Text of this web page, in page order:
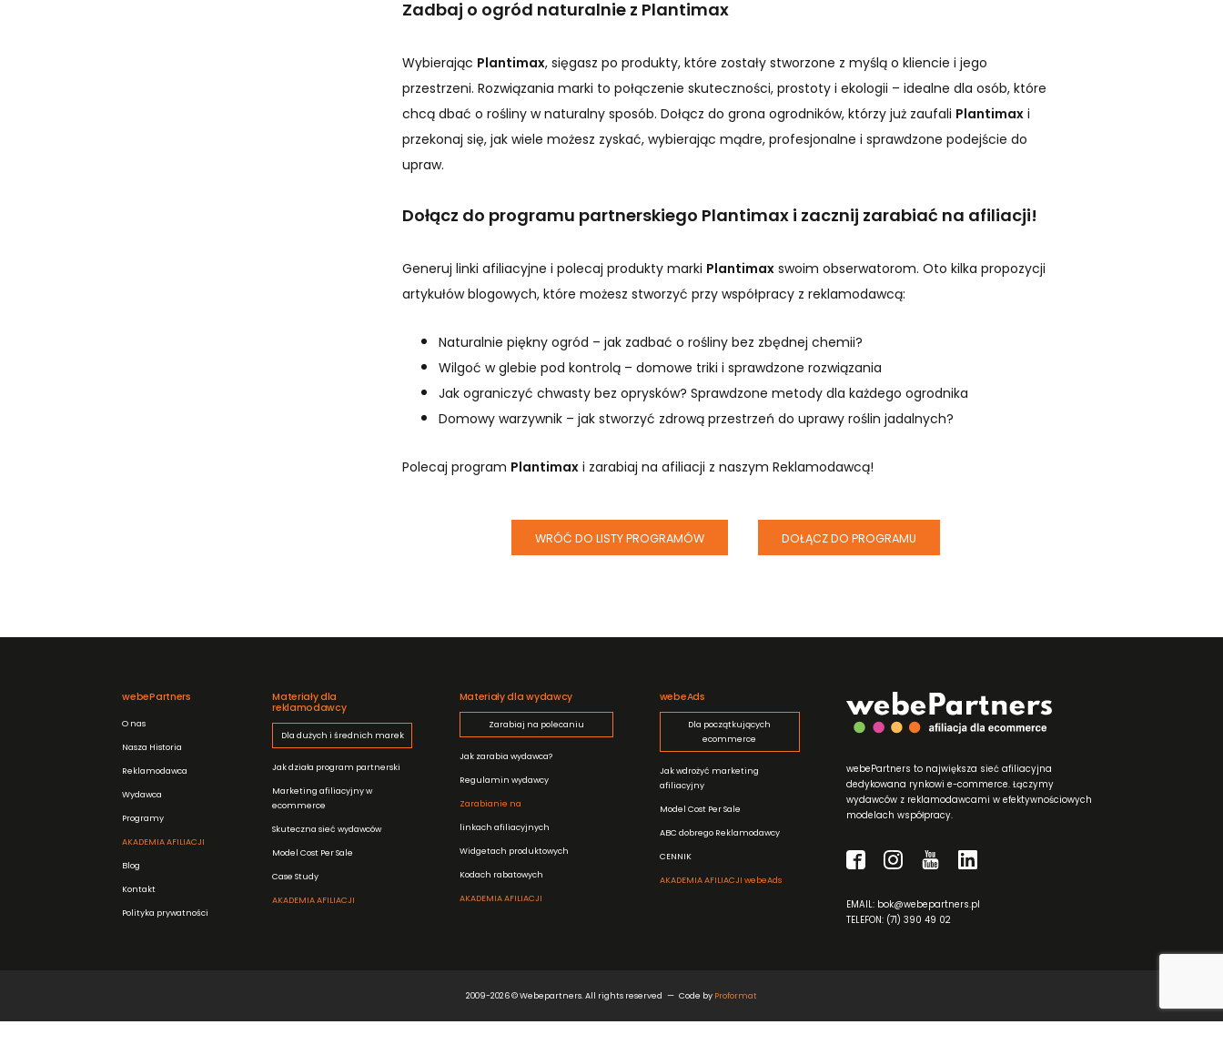
Zadbaj o ogród naturalnie z Plantimax
Wybierając Plantimax, sięgasz po produkty, które zostały stworzone z myślą o kliencie i jego
przestrzeni. Rozwiązania marki to połączenie skuteczności, prostoty i ekologii – idealne dla osób, które
chcą dbać o rośliny w naturalny sposób. Dołącz do grona ogrodników, którzy już zaufali Plantimax i
przekonaj się, jak wiele możesz zyskać, wybierając mądre, profesjonalne i sprawdzone podejście do
upraw.
Dołącz do programu partnerskiego Plantimax i zacznij zarabiać na afiliacji!
Generuj linki afiliacyjne i polecaj produkty marki Plantimax swoim obserwatorom. Oto kilka propozycji
artykułów blogowych, które możesz stworzyć przy współpracy z reklamodawcą:
Naturalnie piękny ogród – jak zadbać o rośliny bez zbędnej chemii?
Wilgoć w glebie pod kontrolą – domowe triki i sprawdzone rozwiązania
Jak ograniczyć chwasty bez oprysków? Sprawdzone metody dla każdego ogrodnika
Domowy warzywnik – jak stworzyć zdrową przestrzeń do uprawy roślin jadalnych?
Polecaj program Plantimax i zarabiaj na afiliacji z naszym Reklamodawcą!
WRÓĆ DO LISTY PROGRAMÓW DOŁĄCZ DO PROGRAMU
webePartners
O nas
Nasza Historia
Reklamodawca
Wydawca
Programy
AKADEMIA AFILIACJI
Blog
Kontakt
Polityka prywatności
Materiały dla
reklamodawcy
Dla dużych i średnich marek
Jak działa program partnerski
Marketing afiliacyjny w
ecommerce
Skuteczna sieć wydawców
Model Cost Per Sale
Case Study
AKADEMIA AFILIACJI
Materiały dla wydawcy
Zarabiaj na polecaniu
Jak zarabia wydawca?
Regulamin wydawcy
Zarabianie na
linkach afiliacyjnych
Widgetach produktowych
Kodach rabatowych
AKADEMIA AFILIACJI
webeAds
Dla początkujących
ecommerce
Jak wdrożyć marketing
afiliacyjny
Model Cost Per Sale
ABC dobrego Reklamodawcy
CENNIK
AKADEMIA AFILIACJI webeAds
webePartners to największa sieć afiliacyjna
dedykowana rynkowi e-commerce. Łączymy
wydawców z reklamodawcami w efektywnościowych
modelach współpracy.
EMAIL: bok@webepartners.pl
TELEFON: (71) 390 49 02
2009-2026 © Webepartners. All rights reserved Code by Proformat